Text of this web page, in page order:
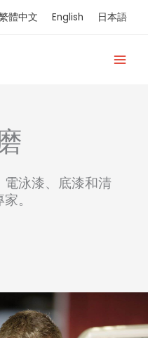
體中文 English 日本語
泳漆、底漆和清
。